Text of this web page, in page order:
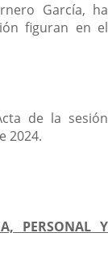
García, ha
figuran en el
de la sesión
2024.
PERSONAL Y